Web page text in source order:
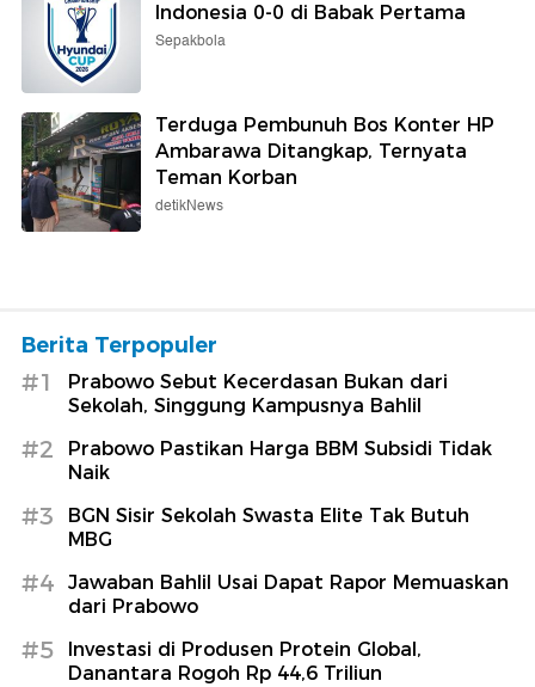
Indonesia 0-0 di Babak Pertama
Sepakbola
Terduga Pembunuh Bos Konter HP
Ambarawa Ditangkap, Ternyata
Teman Korban
detikNews
Berita Terpopuler
#1
Prabowo Sebut Kecerdasan Bukan dari
Sekolah, Singgung Kampusnya Bahlil
#2
Prabowo Pastikan Harga BBM Subsidi Tidak
Naik
#3
BGN Sisir Sekolah Swasta Elite Tak Butuh
MBG
#4
Jawaban Bahlil Usai Dapat Rapor Memuaskan
dari Prabowo
#5
Investasi di Produsen Protein Global,
Danantara Rogoh Rp 44,6 Triliun